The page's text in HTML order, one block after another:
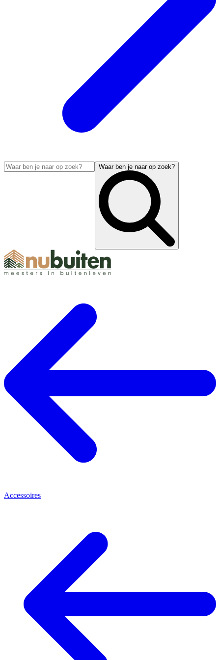
Waar ben je naar op zoek?
Accessoires